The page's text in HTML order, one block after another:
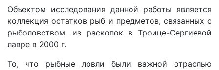
Объектом исследования данной работы является
коллекция остатков рыб и предметов, связанных с
рыболовством, из раскопок в Троице-Сергиевой
лавре в 2000 г.
То, что рыбные ловли были важной отраслью